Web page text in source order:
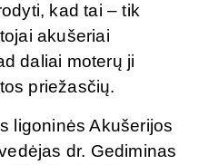
kad tai – tik
akušeriai
daliai moterų ji
priežasčių.
ligoninės Akušerijos
dr. Gediminas